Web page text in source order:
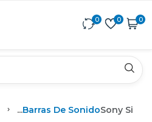
0 0 0
...Barras De SonidoSony